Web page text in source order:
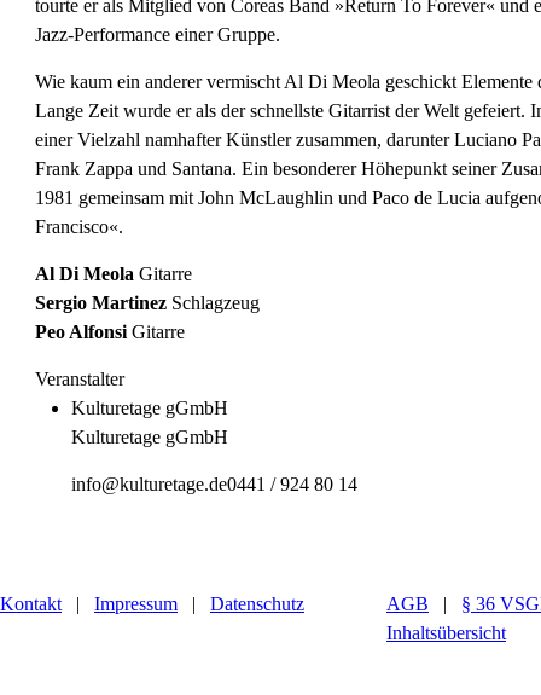
tourte er als Mitglied von Coreas Band »Return To Forever« und
Jazz-Performance einer Gruppe.
Wie kaum ein anderer vermischt Al Di Meola geschickt Elemente
Lange Zeit wurde er als der schnellste Gitarrist der Welt gefeiert.
einer Vielzahl namhafter Künstler zusammen, darunter Luciano
Frank Zappa und Santana. Ein besonderer Höhepunkt seiner
1981 gemeinsam mit John McLaughlin und Paco de Lucia
Francisco«.
Al Di Meola Gitarre
Sergio Martinez Schlagzeug
Peo Alfonsi Gitarre
Veranstalter
Kulturetage gGmbH
Kulturetage gGmbH
info@kulturetage.de0441 / 924 80 14
Kontakt | Impressum | Datenschutz AGB | § 36
Inhaltsübersicht